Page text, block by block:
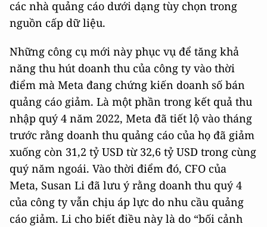
các nhà quảng cáo dưới dạng tùy chọn trong
nguồn cấp dữ liệu.
Những công cụ mới này phục vụ để tăng khả
năng thu hút doanh thu của công ty vào thời
điểm mà Meta đang chứng kiến doanh số bán
quảng cáo giảm. Là một phần trong kết quả thu
nhập quý 4 năm 2022, Meta đã tiết lộ vào tháng
trước rằng doanh thu quảng cáo của họ đã giảm
xuống còn 31,2 tỷ USD từ 32,6 tỷ USD trong cùng
quý năm ngoái. Vào thời điểm đó, CFO của
Meta, Susan Li đã lưu ý rằng doanh thu quý 4
của công ty vẫn chịu áp lực do nhu cầu quảng
cáo giảm. Li cho biết điều này là do “bối cảnh